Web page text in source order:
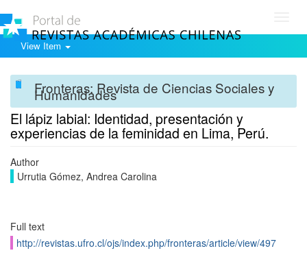
View Item
Fronteras: Revista de Ciencias Sociales y
Humanidades
El lápiz labial: Identidad, presentación y
experiencias de la feminidad en Lima, Perú.
Author
Urrutia Gómez, Andrea Carolina
Full text
http://revistas.ufro.cl/ojs/index.php/fronteras/article/view/497